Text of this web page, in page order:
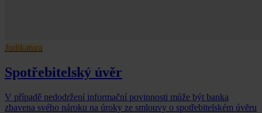
Judikatura
Spotřebitelský úvěr
V případě nedodržení informační povinnosti může být banka
zbavena svého nároku na úroky ze smlouvy o spotřebitelském úvěru